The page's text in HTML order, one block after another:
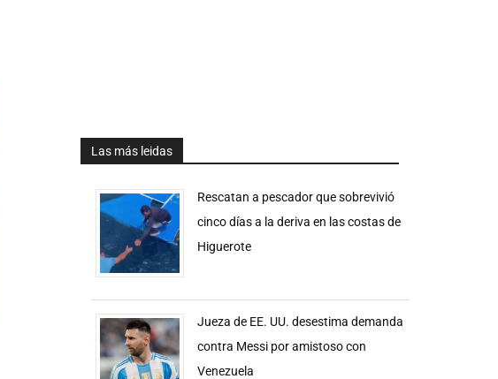
Las más leidas
Rescatan a pescador que sobrevivió
cinco días a la deriva en las costas de
Higuerote
Jueza de EE. UU. desestima demanda
contra Messi por amistoso con
Venezuela